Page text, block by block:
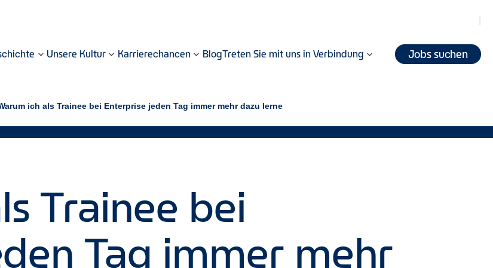
Unsere Kultur Karrierechancen BlogTreten Sie mit uns in Verbindung Jobs suchen
ich als Trainee bei Enterprise jeden Tag immer mehr dazu lerne
Trainee bei
Tag immer mehr